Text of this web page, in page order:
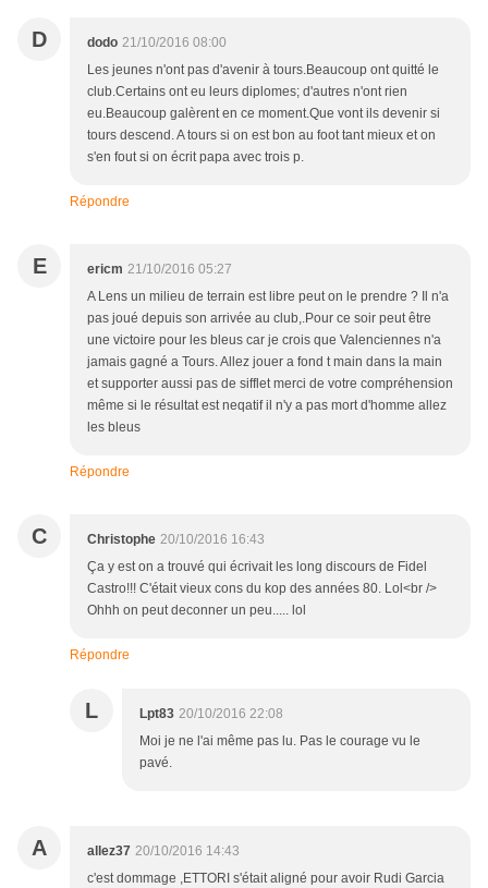
D dodo 21/10/2016 08:00
Les jeunes n'ont pas d'avenir à tours.Beaucoup ont quitté le
club.Certains ont eu leurs diplomes; d'autres n'ont rien
eu.Beaucoup galèrent en ce moment.Que vont ils devenir si
tours descend. A tours si on est bon au foot tant mieux et on
s'en fout si on écrit papa avec trois p.
Répondre
E ericm 21/10/2016 05:27
A Lens un milieu de terrain est libre peut on le prendre ? Il n'a
pas joué depuis son arrivée au club,.Pour ce soir peut être
une victoire pour les bleus car je crois que Valenciennes n'a
jamais gagné a Tours. Allez jouer a fond t main dans la main
et supporter aussi pas de sifflet merci de votre compréhension
même si le résultat est neqatif il n'y a pas mort d'homme allez
les bleus
Répondre
C Christophe 20/10/2016 16:43
Ça y est on a trouvé qui écrivait les long discours de Fidel
Castro!!! C'était vieux cons du kop des années 80. Lol<br />
Ohhh on peut deconner un peu..... lol
Répondre
L Lpt83 20/10/2016 22:08
Moi je ne l'ai même pas lu. Pas le courage vu le
pavé.
A allez37 20/10/2016 14:43
c'est dommage ,ETTORI s'était aligné pour avoir Rudi Garcia